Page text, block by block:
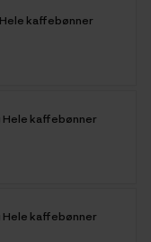
kaffebønner
Hele kaffebønner
Hele kaffebønner